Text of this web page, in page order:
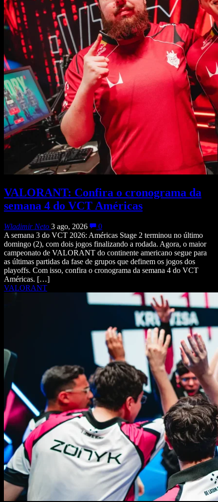
VALORANT: Confira o cronograma da
semana 4 do VCT Américas
Wladimir Neto 3 ago, 2026
0
A semana 3 do VCT 2026: Américas Stage 2 terminou no último
domingo (2), com dois jogos finalizando a rodada. Agora, o maior
campeonato de VALORANT do continente americano segue para
as últimas partidas da fase de grupos que definem os jogos dos
playoffs. Com isso, confira o cronograma da semana 4 do VCT
Américas. […]
VALORANT